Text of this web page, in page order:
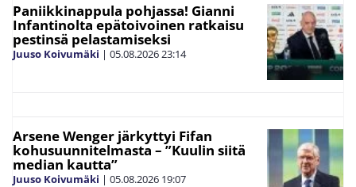
Paniikkinappula pohjassa! Gianni
Infantinolta epätoivoinen ratkaisu
pestinsä pelastamiseksi
Juuso Koivumäki | 05.08.202623:14
Arsene Wenger järkyttyi Fifan
kohusuunnitelmasta – ”Kuulin siitä
median kautta”
Juuso Koivumäki | 05.08.2026 19:07